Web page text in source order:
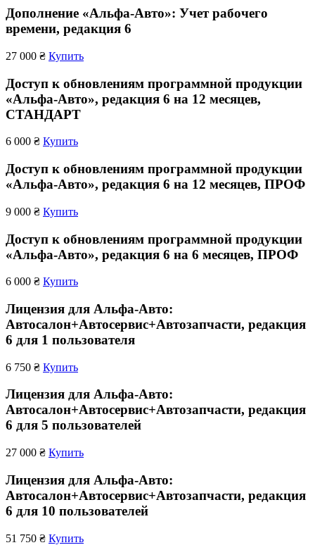
Дополнение «Альфа-Авто»: Учет рабочего
времени, редакция 6
27 000 ₴ Купить
Доступ к обновлениям программной продукции
«Альфа-Авто», редакция 6 на 12 месяцев,
СТАНДАРТ
6 000 ₴ Купить
Доступ к обновлениям программной продукции
«Альфа-Авто», редакция 6 на 12 месяцев, ПРОФ
9 000 ₴ Купить
Доступ к обновлениям программной продукции
«Альфа-Авто», редакция 6 на 6 месяцев, ПРОФ
6 000 ₴ Купить
Лицензия для Альфа-Авто:
Автосалон+Автосервис+Автозапчасти, редакция
6 для 1 пользователя
6 750 ₴ Купить
Лицензия для Альфа-Авто:
Автосалон+Автосервис+Автозапчасти, редакция
6 для 5 пользователей
27 000 ₴ Купить
Лицензия для Альфа-Авто:
Автосалон+Автосервис+Автозапчасти, редакция
6 для 10 пользователей
51 750 ₴ Купить